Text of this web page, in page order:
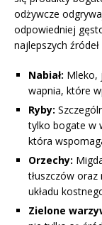
odżywcze
odpowiedniej
najlepszych
Nabiał: Mleko,
wapnia, które
Ryby:
tylko bogate w
która
Orzechy:
tłuszczów
układu
Zielone